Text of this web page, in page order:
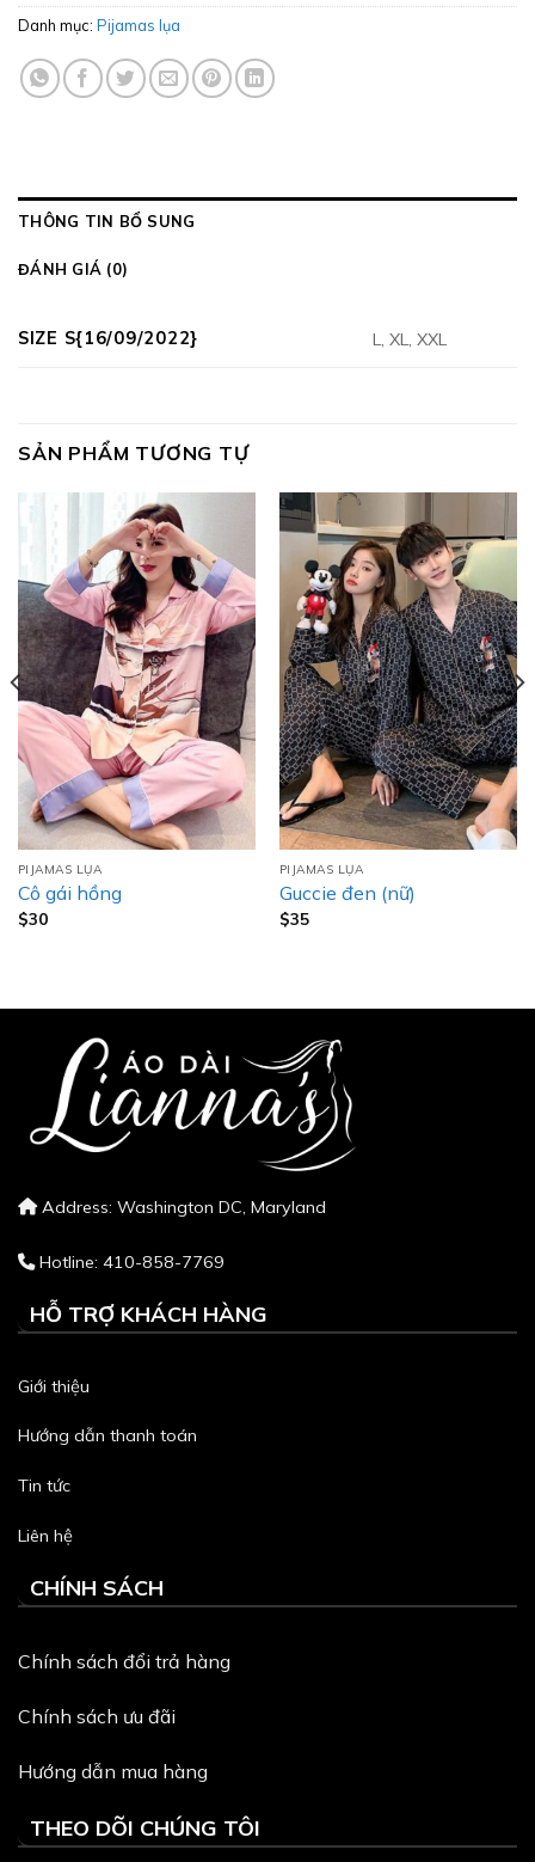
Danh mục: Pijamas lụa
THÔNG TIN BỔ SUNG
ĐÁNH GIÁ (0)
SIZE S{16/09/2022} L, XL, XXL
SẢN PHẨM TƯƠNG TỰ
PIJAMAS LỤA
Cô gái hồng
$30
PIJAMAS LỤA
Guccie đen (nữ)
$35
Address: Washington DC, Maryland
Hotline: 410-858-7769
HỖ TRỢ KHÁCH HÀNG
Giới thiệu
Hướng dẫn thanh toán
Tin tức
Liên hệ
CHÍNH SÁCH
Chính sách đổi trả hàng
Chính sách ưu đãi
Hướng dẫn mua hàng
THEO DÕI CHÚNG TÔI